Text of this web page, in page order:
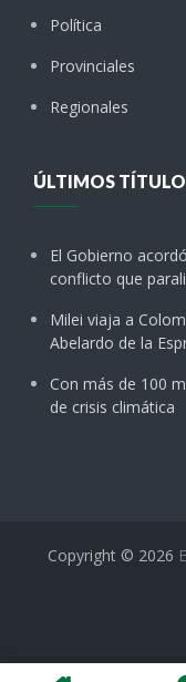
Política
Provinciales
Regionales
ÚLTIMOS
El Gobierno
conflicto que
Milei viaja a
Abelardo de la
Con más de 100
de crisis climática
Copyright © 2026